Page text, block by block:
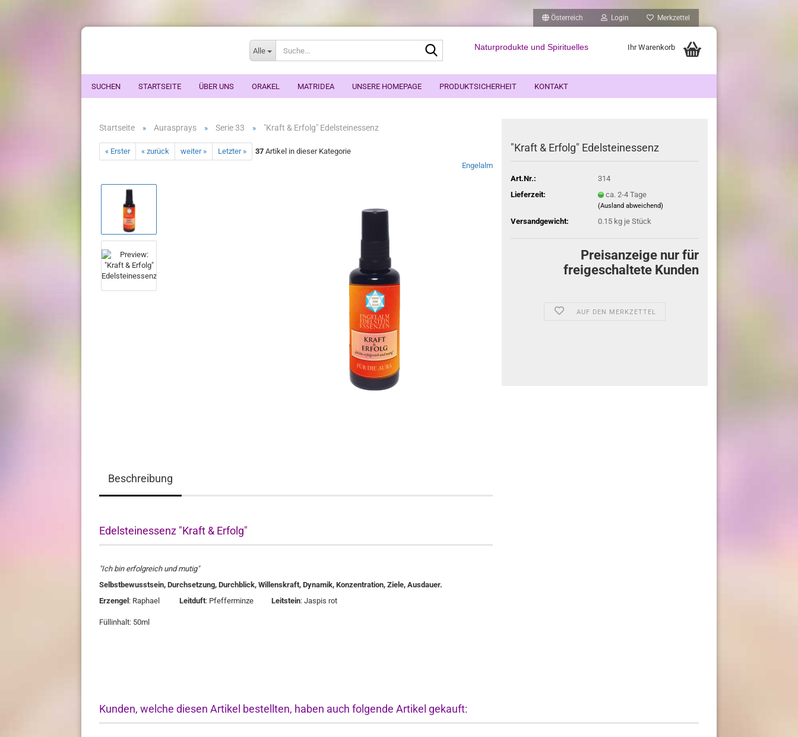
Österreich Login Merkzettel
Alle Naturprodukte und Spirituelles Ihr Warenkorb
SUCHEN STARTSEITE ÜBER UNS ORAKEL MATRIDEA UNSERE HOMEPAGE PRODUKTSICHERHEIT KONTAKT
Startseite » Aurasprays » Serie 33 » "Kraft & Erfolg" Edelsteinessenz
« Erster « zurück weiter » Letzter » 37 Artikel in dieser Kategorie
Engelalm
"Kraft & Erfolg" Edelsteinessenz
Art.Nr.:
314
Lieferzeit:
ca. 2-4 Tage
(Ausland abweichend)
Versandgewicht: 0.15 kg je Stück
Preisanzeige nur für
freigeschaltete Kunden
AUF DEN MERKZETTEL
Beschreibung
Edelsteinessenz "Kraft & Erfolg"
"Ich bin erfolgreich und mutig"
Selbstbewusstsein, Durchsetzung, Durchblick, Willenskraft, Dynamik, Konzentration, Ziele, Ausdauer.
Erzengel : Raphael Leitduft: Pfefferminze Leitstein: Jaspis rot
Füllinhalt: 50ml
Kunden, welche diesen Artikel bestellten, haben auch folgende Artikel gekauft: